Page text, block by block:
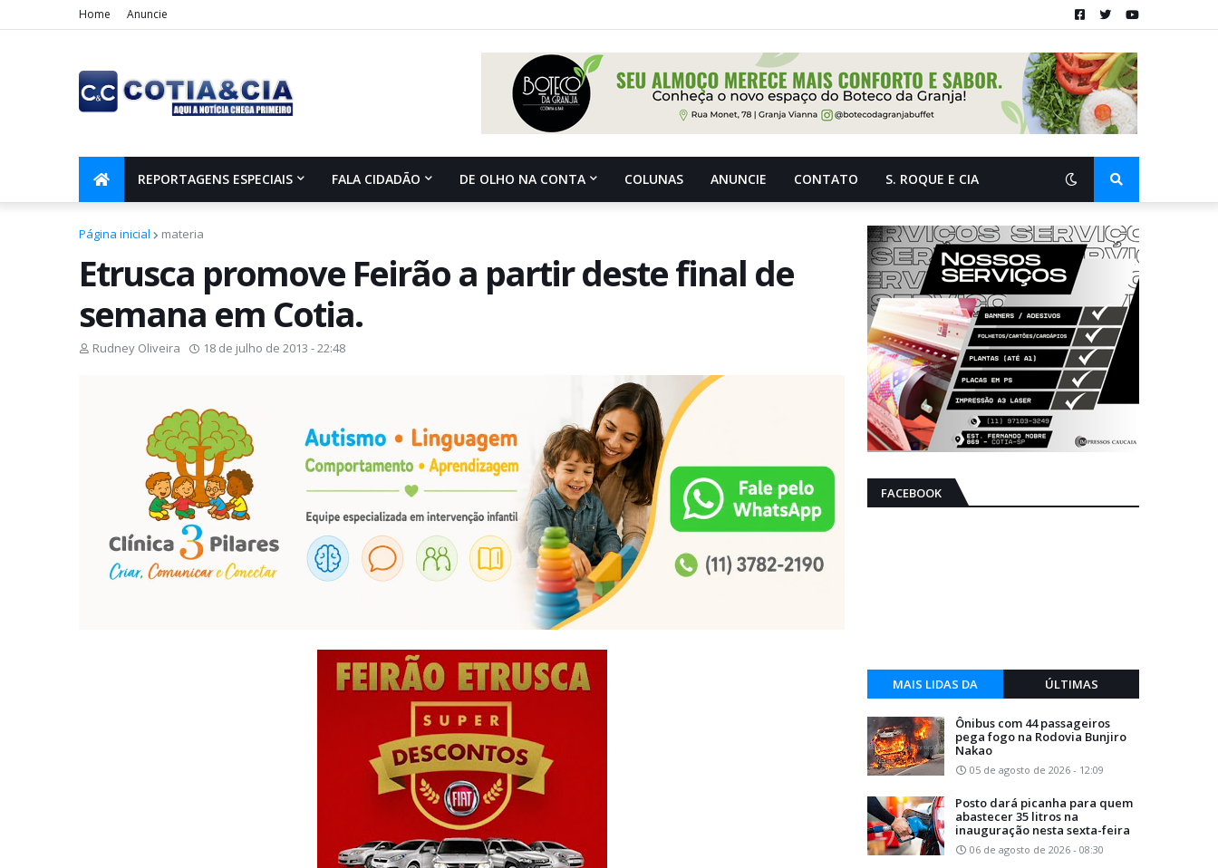
Home Anuncie
REPORTAGENS ESPECIAIS FALA CIDADÃO DE OLHO NA CONTA COLUNAS ANUNCIE CONTATO S. ROQUE E CIA
Página inicial materia
Etrusca promove Feirão a partir deste final de
semana em Cotia.
Rudney Oliveira 18 de julho de 2013 - 22:48
FACEBOOK
MAIS LIDAS DA
SEMANA
ÚLTIMAS
Ônibus com 44 passageiros
pega fogo na Rodovia Bunjiro
Nakao
05 de agosto de 2026 - 12:09
Posto dará picanha para quem
abastecer 35 litros na
inauguração nesta sexta-feira
06 de agosto de 2026 - 08:30